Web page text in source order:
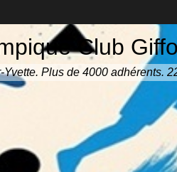
Club
Plus de 4000 adhérents.